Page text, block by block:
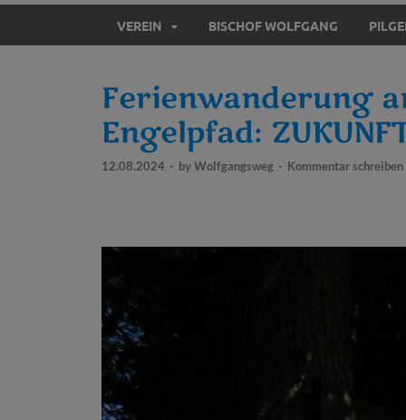
VEREIN BISCHOF WOLFGANG
Ferienwanderung
Engelpfad:
12.08.2024 - byWolfgangsweg - Kommentar schreiben